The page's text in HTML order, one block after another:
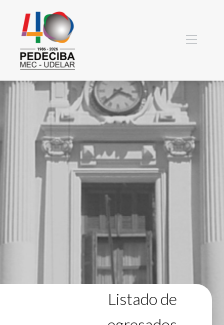
Listado de